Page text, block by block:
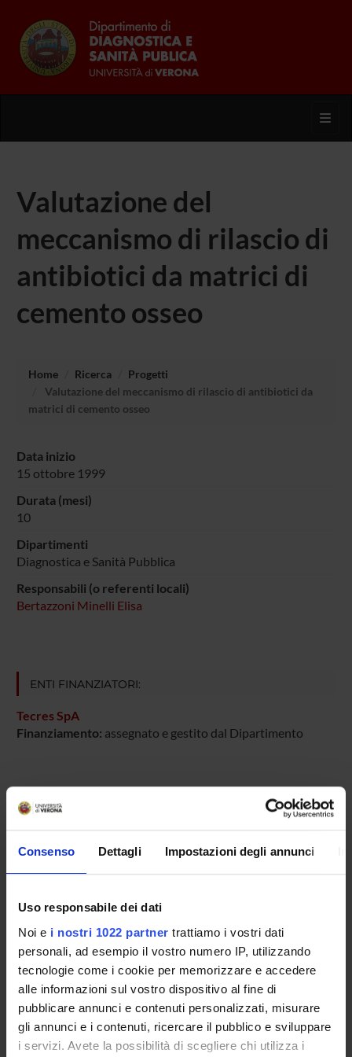
Consenso Dettagli Impostazioni degli annunci
Uso responsabile dei dati
Noi e i nostri 1022 partner trattiamo i vostri dati
personali, ad esempio il vostro numero IP, utilizzando
tecnologie come i cookie per memorizzare e accedere
alle informazioni sul vostro dispositivo al fine di
pubblicare annunci e contenuti personalizzati, misurare
gli annunci e i contenuti, ricercare il pubblico e sviluppare
i servizi. Avete la possibilità di scegliere chi utilizza i
Valutazione del
meccanismo di rilascio di
antibiotici da matrici di
cemento osseo
Home Ricerca
Progetti
Valutazione del meccanismo di rilascio di antibiotici da
matrici di cemento osseo
Data inizio
15 ottobre 1999
Durata (mesi)
10
Dipartimenti
Diagnostica e Sanità Pubblica
Responsabili (o referenti locali)
Bertazzoni Minelli Elisa
ENTI FINANZIATORI:
Tecres SpA
Finanziamento: assegnato e gestito dal Dipartimento
PARTECIPANTI AL PROGETTO
Anna Benini
Tecnico-Amministrativo
SEZIONI
Farmacologia